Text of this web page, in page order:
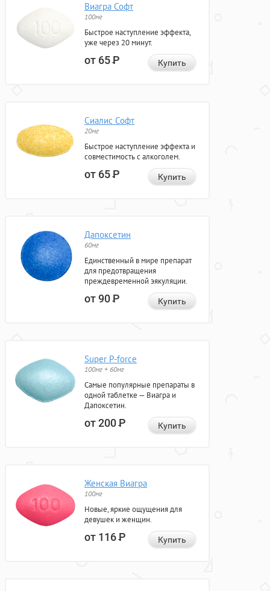
Виагра Софт
100мг
Быстрое наступление эффекта,
уже через 20 минут.
от 65Р Купить
Сиалис Софт
20мг
Быстрое наступление эффекта и
совместимость с алкоголем.
от 65Р Купить
Дапоксетин
60мг
Единственный в мире препарат
для предотвращения
преждевременной эякуляции.
от 90Р Купить
Super P-force
100мг + 60мг
Самые популярные препараты в
одной таблетке — Виагра и
Дапоксетин.
от 200Р Купить
Женская Виагра
100мг
Новые, яркие ощущения для
девушек и женщин.
от 116Р Купить